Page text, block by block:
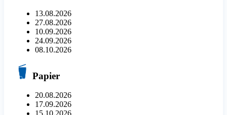
13.08.2026
27.08.2026
10.09.2026
24.09.2026
08.10.2026
Papier
20.08.2026
17.09.2026